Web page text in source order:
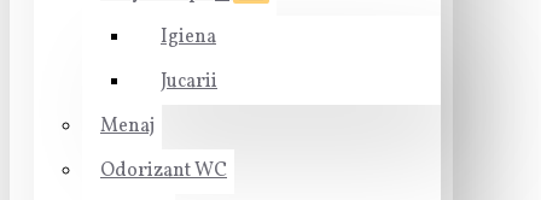
Igiena
Jucarii
Menaj
Odorizant WC